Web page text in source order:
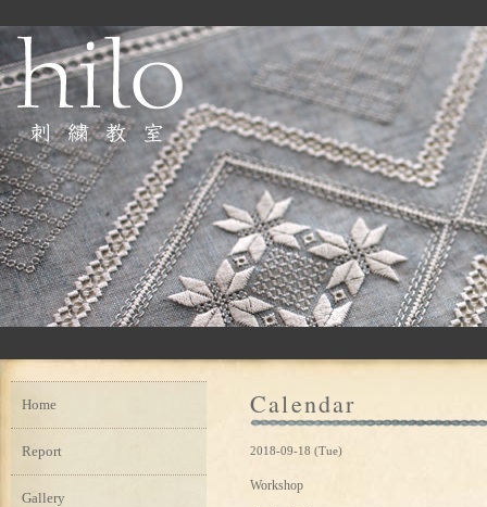
Calendar
2018-09-18 (Tue)
Workshop
Home
Report
Gallery